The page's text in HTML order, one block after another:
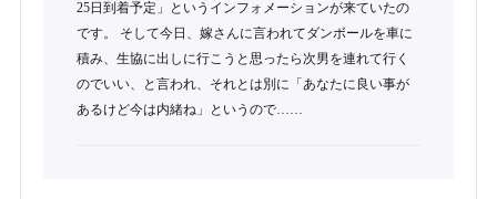
25日到着予定」というインフォメーションが来ていたの
です。 そして今日、嫁さんに言われてダンボールを車に
積み、生協に出しに行こうと思ったら次男を連れて行く
のでいい、と言われ、それとは別に「あなたに良い事が
あるけど今は内緒ね」というので……